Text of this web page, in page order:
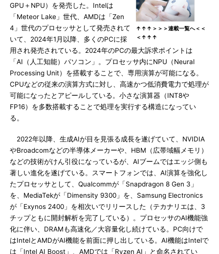
↑↑↑＞＞＞連載一覧へ＜＜
＜↑↑↑
GPU＋NPU）を発売した。Intelは
「Meteor Lake」世代、AMDは「Zen
4」世代のプロセッサとして発売されて
いて、2024年1月以降、多くのPCに採
用され発売されている。2024年のPCの最大訴求ポイントは
「AI（人工知能）パソコン」。プロセッサ内にNPU（Neural
Processing Unit）を搭載することで、専用演算が可能になる。
CPUなどの従来の演算方式に対し、高速かつ低消費電力で処理が
可能になったとアピールしている。小さな演算器（INT8や
FP16）を多数搭載することで処理を実行する構造になってい
る。
2022年以降、生成AIが目を見張る成長を遂げていて、NVIDIA
やBroadcomなどの半導体メーカーや、HBM（広帯域幅メモリ）
などの技術がけん引役になっているが、AIブームではエッジ側も
著しい進化を遂げている。スマートフォンでは、AI演算を強化し
たプロセッサとして、Qualcommが「Snapdragon 8 Gen 3」
を、MediaTekが「Dimensity 9300」を、Samsung Electronics
が「Exynos 2400」を相次いでリリースした（テカナリエは、3
チップともに開封解析を完了している）。プロセッサのAI機能強
化に伴い、DRAMも高速化／大容量化し続けている。PC向けで
はIntelとAMDがAI機能を前面に押し出している。AI機能はIntelで
は「Intel AI Boost」、AMDでは「Ryzen AI」と命名されてい